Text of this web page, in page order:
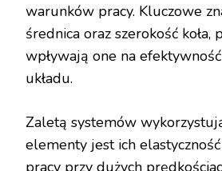
warunków pracy. Kluczowe
średnica oraz szerokość koła,
wpływają one na efektywność
układu.
Zaletą systemów
elementy jest ich